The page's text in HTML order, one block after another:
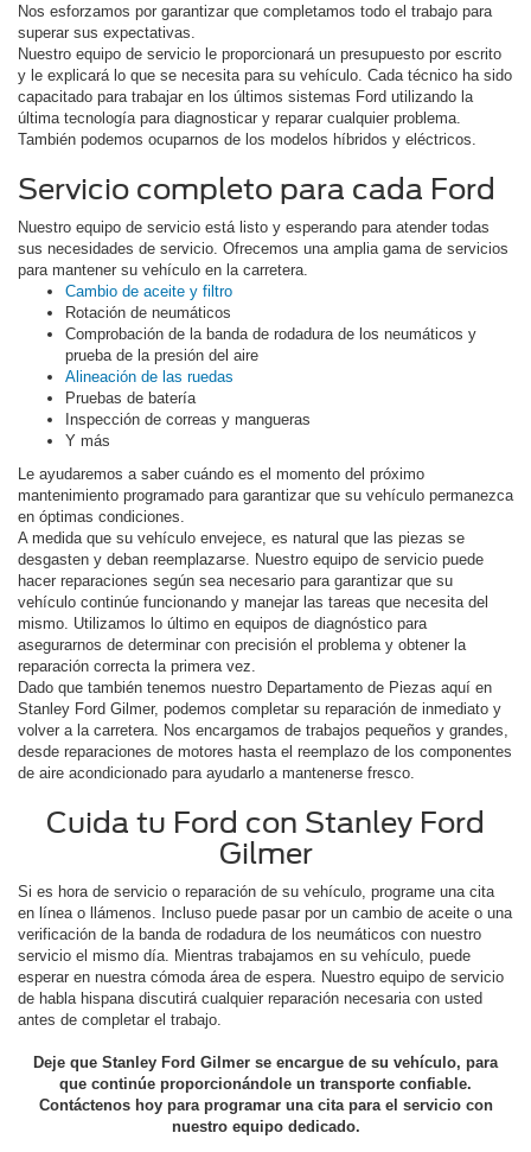
Nos esforzamos por garantizar que completamos todo el trabajo para
superar sus expectativas.
Nuestro equipo de servicio le proporcionará un presupuesto por escrito
y le explicará lo que se necesita para su vehículo. Cada técnico ha sido
capacitado para trabajar en los últimos sistemas Ford utilizando la
última tecnología para diagnosticar y reparar cualquier problema.
También podemos ocuparnos de los modelos híbridos y eléctricos.
Servicio completo para cada Ford
Nuestro equipo de servicio está listo y esperando para atender todas
sus necesidades de servicio. Ofrecemos una amplia gama de servicios
para mantener su vehículo en la carretera.
Cambio de aceite y filtro
Rotación de neumáticos
Comprobación de la banda de rodadura de los neumáticos y
prueba de la presión del aire
Alineación de las ruedas
Pruebas de batería
Inspección de correas y mangueras
Y más
Le ayudaremos a saber cuándo es el momento del próximo
mantenimiento programado para garantizar que su vehículo permanezca
en óptimas condiciones.
A medida que su vehículo envejece, es natural que las piezas se
desgasten y deban reemplazarse. Nuestro equipo de servicio puede
hacer reparaciones según sea necesario para garantizar que su
vehículo continúe funcionando y manejar las tareas que necesita del
mismo. Utilizamos lo último en equipos de diagnóstico para
asegurarnos de determinar con precisión el problema y obtener la
reparación correcta la primera vez.
Dado que también tenemos nuestro Departamento de Piezas aquí en
Stanley Ford Gilmer, podemos completar su reparación de inmediato y
volver a la carretera. Nos encargamos de trabajos pequeños y grandes,
desde reparaciones de motores hasta el reemplazo de los componentes
de aire acondicionado para ayudarlo a mantenerse fresco.
Cuida tu Ford con Stanley Ford
Gilmer
Si es hora de servicio o reparación de su vehículo, programe una cita
en línea o llámenos. Incluso puede pasar por un cambio de aceite o una
verificación de la banda de rodadura de los neumáticos con nuestro
servicio el mismo día. Mientras trabajamos en su vehículo, puede
esperar en nuestra cómoda área de espera. Nuestro equipo de servicio
de habla hispana discutirá cualquier reparación necesaria con usted
antes de completar el trabajo.
Deje que Stanley Ford Gilmer se encargue de su vehículo, para
que continúe proporcionándole un transporte confiable.
Contáctenos hoy para programar una cita para el servicio con
nuestro equipo dedicado.